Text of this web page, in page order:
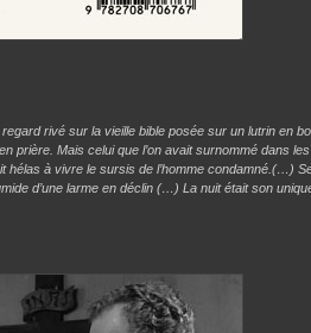
rivé sur la vieille bible posée sur un lutrin en
prière. Mais celui que l’on avait surnommé dans
hélas à vivre le sursis de l’homme condamné.(…)
d’une larme en déclin (…) La nuit était son